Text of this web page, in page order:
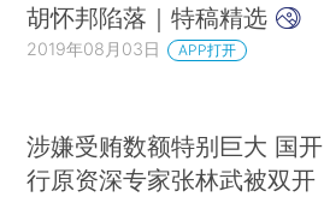
胡怀邦陷落｜特稿精选
2019年08月03日 APP打开
涉嫌受贿数额特别巨大 国开
行原资深专家张林武被双开